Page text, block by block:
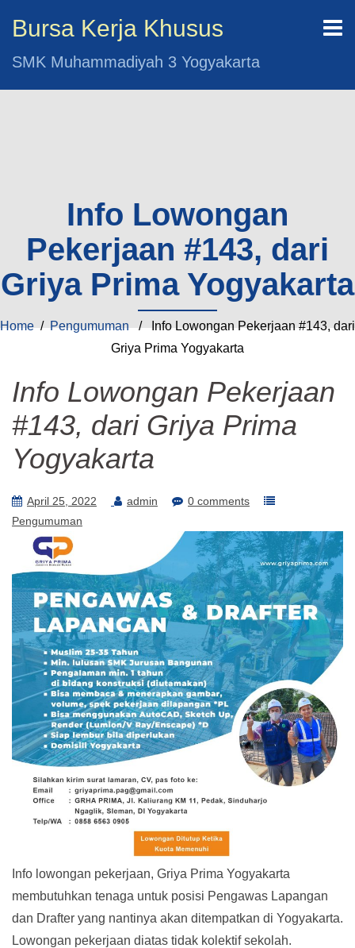
Bursa Kerja Khusus
SMK Muhammadiyah 3 Yogyakarta
Info Lowongan
Pekerjaan #143, dari
Griya Prima Yogyakarta
Home/Pengumuman/ Info Lowongan Pekerjaan #143, dari
Griya Prima Yogyakarta
Info Lowongan Pekerjaan
#143, dari Griya Prima
Yogyakarta
April 25, 2022 admin
0 comments
Pengumuman
Info lowongan pekerjaan, Griya Prima Yogyakarta
membutuhkan tenaga untuk posisi Pengawas Lapangan
dan Drafter yang nantinya akan ditempatkan di Yogyakarta.
Lowongan pekerjaan diatas tidak kolektif sekolah.